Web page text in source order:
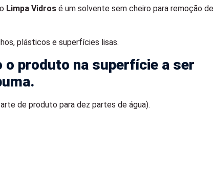
Limpa Vidros é um solvente sem cheiro para remoção de
plásticos e superfícies lisas.
produto na superfície a ser
de produto para dez partes de água).